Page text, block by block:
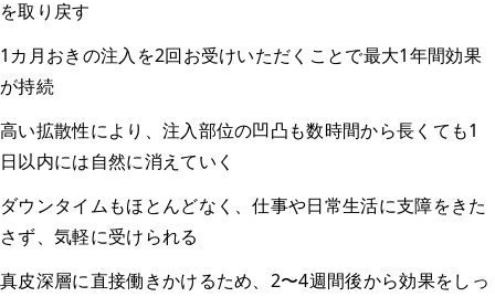
を取り戻す
1カ月おきの注入を2回お受けいただくことで最大1年間効果
が持続
高い拡散性により、注入部位の凹凸も数時間から長くても1
日以内には自然に消えていく
ダウンタイムもほとんどなく、仕事や日常生活に支障をきた
さず、気軽に受けられる
真皮深層に直接働きかけるため、2〜4週間後から効果をしっ